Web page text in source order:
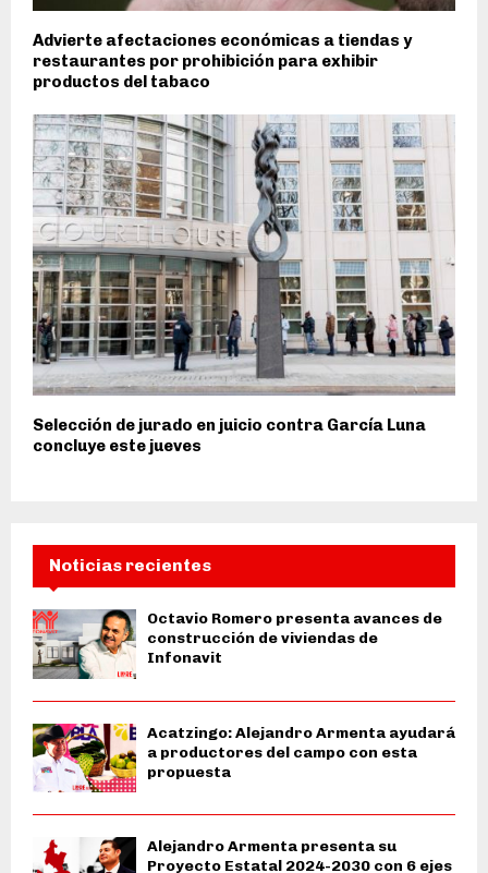
Advierte afectaciones económicas a tiendas y
restaurantes por prohibición para exhibir
productos del tabaco
Selección de jurado en juicio contra García Luna
concluye este jueves
Noticias recientes
Octavio Romero presenta avances de
construcción de viviendas de
Infonavit
Acatzingo: Alejandro Armenta ayudará
a productores del campo con esta
propuesta
Alejandro Armenta presenta su
Proyecto Estatal 2024-2030 con 6 ejes